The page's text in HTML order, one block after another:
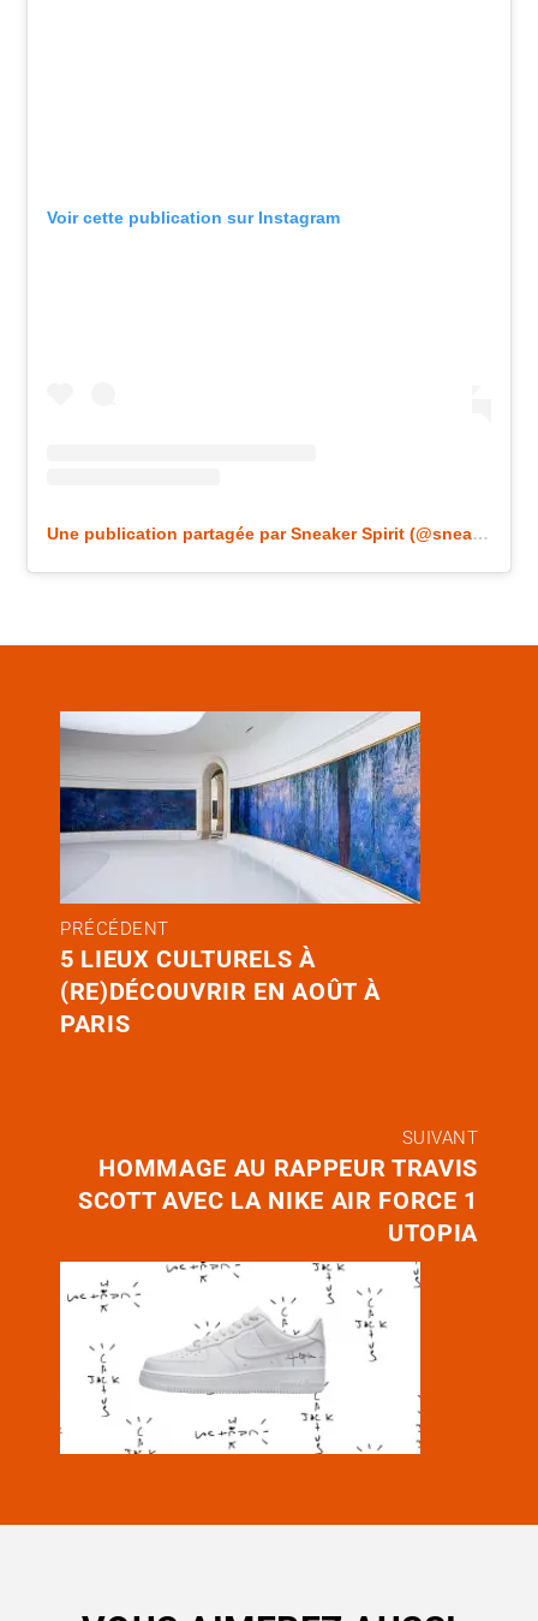
Voir cette publication sur Instagram
Une publication partagée par Sneaker Spirit (@sneakerspirit_)
PRÉCÉDENT
5 LIEUX CULTURELS À
(RE)DÉCOUVRIR EN AOÛT À
PARIS
SUIVANT
HOMMAGE AU RAPPEUR TRAVIS
SCOTT AVEC LA NIKE AIR FORCE 1
UTOPIA